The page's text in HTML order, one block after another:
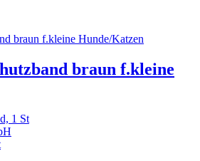
braun f.kleine
1 St